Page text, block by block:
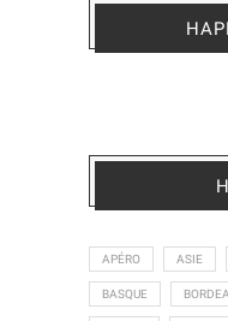
APÉRO ASIE
BASQUE